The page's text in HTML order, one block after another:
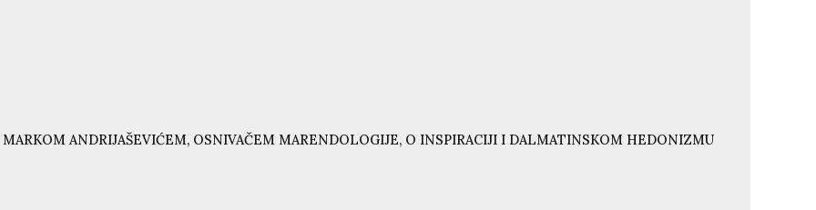
MARKOM ANDRIJAŠEVIĆEM, OSNIVAČEM MARENDOLOGIJE, O INSPIRACIJI I DALMATINSKOM HEDONIZMU